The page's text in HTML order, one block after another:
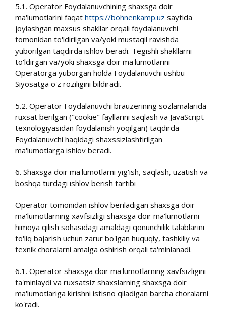
5.1. Operator Foydalanuvchining shaxsga doir
ma'lumotlarini faqat https://bohnenkamp.uz saytida
joylashgan maxsus shakllar orqali foydalanuvchi
tomonidan to'ldirilgan va/yoki mustaqil ravishda
yuborilgan taqdirda ishlov beradi. Tegishli shakllarni
to'ldirgan va/yoki shaxsga doir ma'lumotlarini
Operatorga yuborgan holda Foydalanuvchi ushbu
Siyosatga o'z roziligini bildiradi.
5.2. Operator Foydalanuvchi brauzerining sozlamalarida
ruxsat berilgan ("cookie" fayllarini saqlash va JavaScript
texnologiyasidan foydalanish yoqilgan) taqdirda
Foydalanuvchi haqidagi shaxssizlashtirilgan
ma'lumotlarga ishlov beradi.
6. Shaxsga doir ma'lumotlarni yig'ish, saqlash, uzatish va
boshqa turdagi ishlov berish tartibi
Operator tomonidan ishlov beriladigan shaxsga doir
ma'lumotlarning xavfsizligi shaxsga doir ma'lumotlarni
himoya qilish sohasidagi amaldagi qonunchilik talablarini
to'liq bajarish uchun zarur bo'lgan huquqiy, tashkiliy va
texnik choralarni amalga oshirish orqali ta'minlanadi.
6.1. Operator shaxsga doir ma'lumotlarning xavfsizligini
ta'minlaydi va ruxsatsiz shaxslarning shaxsga doir
ma'lumotlariga kirishni istisno qiladigan barcha choralarni
ko'radi.